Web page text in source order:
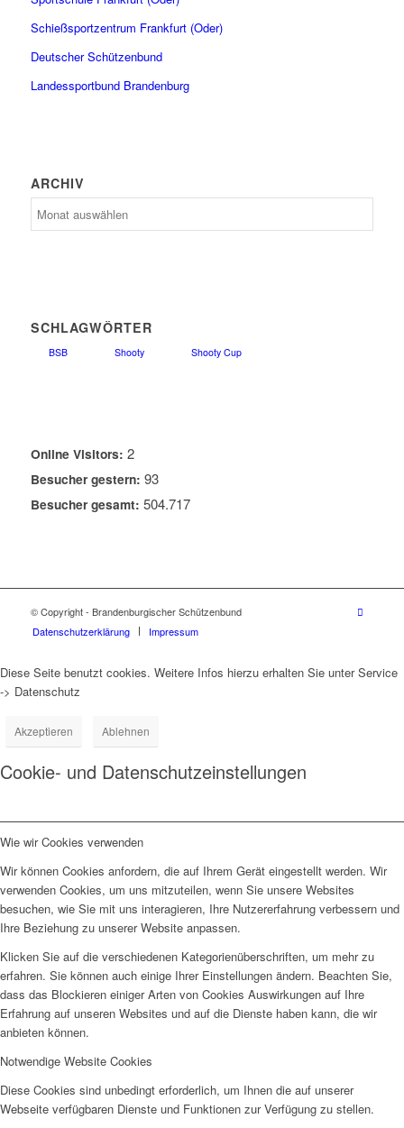
Schießsportzentrum Frankfurt (Oder)
Deutscher Schützenbund
Landessportbund Brandenburg
ARCHIV
SCHLAGWÖRTER
BSB Shooty Shooty Cup
Online Visitors: 2
Besucher gestern: 93
Besucher gesamt: 504.717
© Copyright - Brandenburgischer Schützenbund
Datenschutzerklärung
Impressum
Diese Seite benutzt cookies. Weitere Infos hierzu erhalten Sie unter Service
-> Datenschutz
Akzeptieren Ablehnen
Cookie- und Datenschutzeinstellungen
Wie wir Cookies verwenden
Wir können Cookies anfordern, die auf Ihrem Gerät eingestellt werden. Wir
verwenden Cookies, um uns mitzuteilen, wenn Sie unsere Websites
besuchen, wie Sie mit uns interagieren, Ihre Nutzererfahrung verbessern und
Ihre Beziehung zu unserer Website anpassen.
Klicken Sie auf die verschiedenen Kategorienüberschriften, um mehr zu
erfahren. Sie können auch einige Ihrer Einstellungen ändern. Beachten Sie,
dass das Blockieren einiger Arten von Cookies Auswirkungen auf Ihre
Erfahrung auf unseren Websites und auf die Dienste haben kann, die wir
anbieten können.
Notwendige Website Cookies
Diese Cookies sind unbedingt erforderlich, um Ihnen die auf unserer
Webseite verfügbaren Dienste und Funktionen zur Verfügung zu stellen.